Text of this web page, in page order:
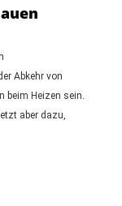
Abkehr von
beim Heizen sein.
aber dazu,